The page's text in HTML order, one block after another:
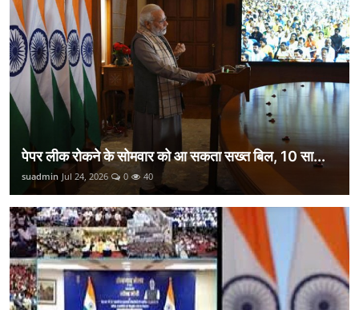
पेपर लीक रोकने के सोमवार को आ सकता सख्त बिल, 10 सा...
suadmin Jul 24, 2026 0 40